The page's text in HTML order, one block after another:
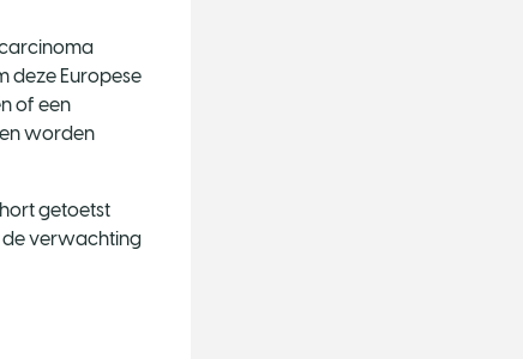
deze Europese
of een
worden
getoetst
de verwachting